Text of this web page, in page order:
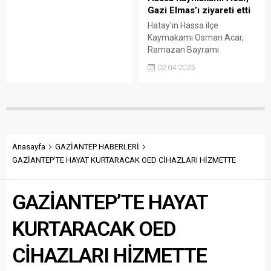
Gazi Elmas’ı ziyareti etti
Hatay'ın Hassa ilçe
Kaymakamı Osman Acar,
Ramazan Bayramı
dolaysısıyla Pençe-Kilit
Operasyonunda yaralanarak
kutladı.
02.04.2025
Anasayfa
GAZİANTEP HABERLERİ
GAZİANTEP’TE HAYAT KURTARACAK OED CİHAZLARI HİZMETTE
GAZİANTEP’TE HAYAT
KURTARACAK OED
CİHAZLARI HİZMETTE